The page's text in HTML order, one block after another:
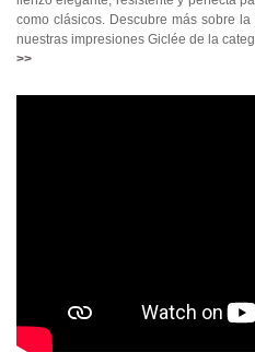
como clásicos. Descubre más sobre
nuestras impresiones Giclée de la
>>